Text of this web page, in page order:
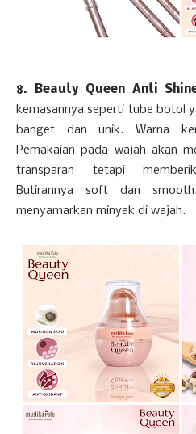
8. Beauty Queen Anti
kemasannya seperti tube botol
banget dan unik. Warna
Pemakaian pada wajah akan
transparan tetapi
Butirannya soft dan
menyamarkan minyak di wajah.